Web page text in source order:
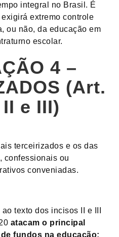
integral no Brasil. É
extremo controle
ou não, da educação em
escolar.
4 –
(Art.
e III)
terceirizados e os das
confessionais ou
conveniadas.
texto dos incisos II e III
atacam o principal
fundos na educação: